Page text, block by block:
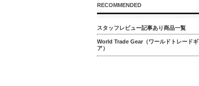
RECOMMENDED
スタッフレビュー記事あり商品一覧
World Trade Gear（ワールドトレードギ
ア）